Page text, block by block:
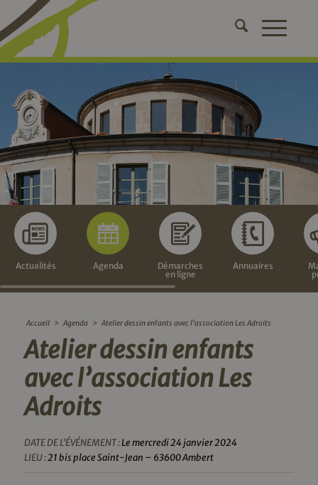
Actualités Agenda
Démarches
en ligne
Annuaires
Accueil > Agenda > Atelier dessin enfants avec l’association Les Adroits
Atelier dessin enfants
avec l’association Les
Adroits
DATE DE L'ÉVÉNEMENT :Le mercredi 24 janvier 2024
LIEU :21 bis place Saint-Jean – 63600 Ambert